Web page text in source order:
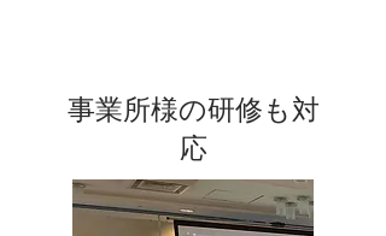
事業所様の研修も対
応